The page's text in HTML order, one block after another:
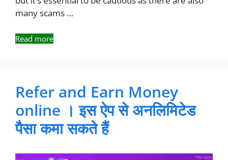
many scams …
Read more
Refer and Earn Money
online । इस ऐप से अनलिमिटेड
पैसा कमा सकते हैं